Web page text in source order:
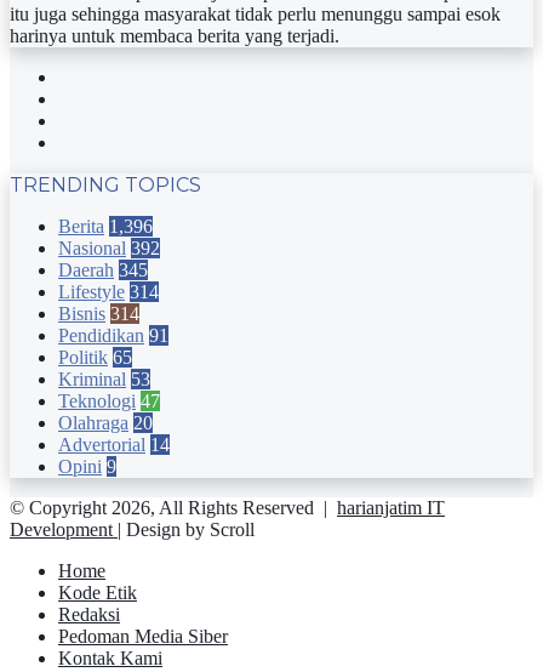
itu juga sehingga masyarakat tidak perlu menunggu sampai esok
harinya untuk membaca berita yang terjadi.
TRENDING TOPICS
Berita 1,396
Nasional 392
Daerah 345
Lifestyle 314
Bisnis 314
Pendidikan 91
Politik 65
Kriminal 53
Teknologi 47
Olahraga 20
Advertorial 14
Opini 9
© Copyright 2026, All Rights Reserved | harianjatim IT
Development | Design by Scroll
Home
Kode Etik
Redaksi
Pedoman Media Siber
Kontak Kami